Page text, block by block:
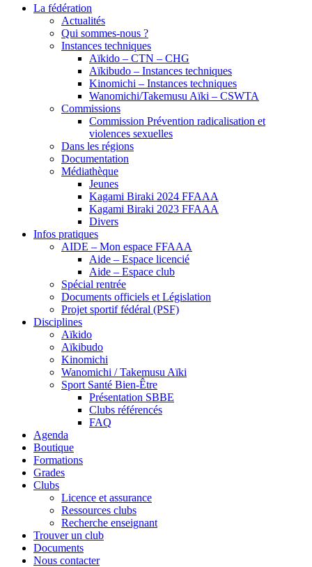
La fédération
Actualités
Qui sommes-nous ?
Instances techniques
Aïkido – CTN – CHG
Aïkibudo – Instances techniques
Kinomichi – Instances techniques
Wanomichi/Takemusu Aïki – CSWTA
Commissions
Commission Prévention radicalisation et
violences sexuelles
Dans les régions
Documentation
Médiathèque
Jeunes
Kagami Biraki 2024 FFAAA
Kagami Biraki 2023 FFAAA
Divers
Infos pratiques
AIDE – Mon espace FFAAA
Aide – Espace licencié
Aide – Espace club
Spécial rentrée
Documents officiels et Législation
Projet sportif fédéral (PSF)
Disciplines
Aïkido
Aïkibudo
Kinomichi
Wanomichi / Takemusu Aïki
Sport Santé Bien-Être
Présentation SBBE
Clubs référencés
FAQ
Agenda
Boutique
Formations
Grades
Clubs
Licence et assurance
Ressources clubs
Recherche enseignant
Trouver un club
Documents
Nous contacter